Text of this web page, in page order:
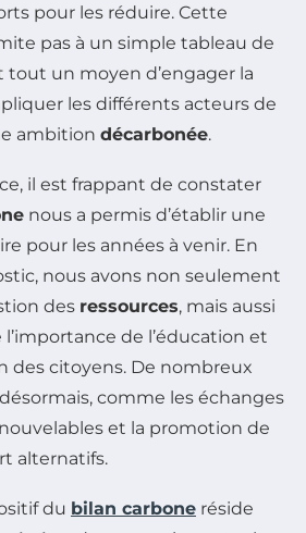
pour les réduire. Cette
pas à un simple tableau de
tout un moyen d’engager la
les différents acteurs de
ambition décarbonée.
il est frappant de constater
nous a permis d’établir une
pour les années à venir. En
nous avons non seulement
des ressources, mais aussi
de l’éducation et
des citoyens. De nombreux
comme les échanges
et la promotion de
alternatifs.
du bilan carbone réside